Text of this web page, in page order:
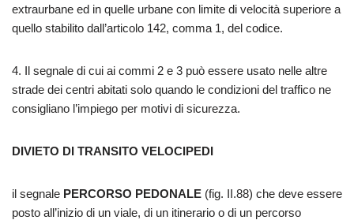
extraurbane ed in quelle urbane con limite di velocità superiore a
quello stabilito dall’articolo 142, comma 1, del codice.
4. Il segnale di cui ai commi 2 e 3 può essere usato nelle altre
strade dei centri abitati solo quando le condizioni del traffico ne
consigliano l’impiego per motivi di sicurezza.
DIVIETO DI TRANSITO VELOCIPEDI
il segnale PERCORSO PEDONALE (fig. II.88) che deve essere
posto all’inizio di un viale, di un itinerario o di un percorso